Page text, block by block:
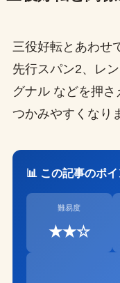
三役好転とあわせ
先行スパン2、レ
グナル などを押
つかみやすくなり
📊 この記事のポイ
難易度
★★☆